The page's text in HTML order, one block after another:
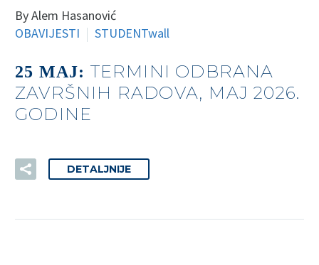
By Alem Hasanović
OBAVIJESTI
STUDENTwall
25 MAJ: TERMINI ODBRANA
ZAVRŠNIH RADOVA, MAJ 2026.
GODINE
DETALJNIJE